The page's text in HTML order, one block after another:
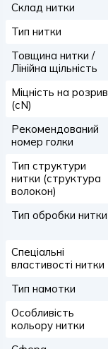
Склад нитки
Тип нитки
Товщина нитки /
Лінійна щільність
Міцність на розрив
(сN)
Рекомендований
номер голки
Тип структури
нитки (структура
волокон)
Тип обробки нитки
Спеціальні
властивості нитки
Тип намотки
Особливість
кольору нитки